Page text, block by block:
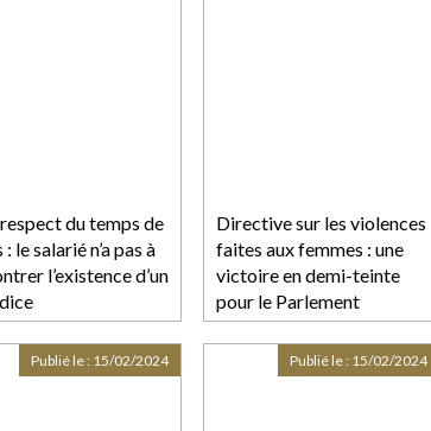
du temps de
le salarié n’a pas à
l’existence d’un
Directive sur les violences
faites aux femmes : une
victoire en demi-teinte
pour le Parlement
européen -
Touteleurope.eu
Publié le : 15/02/2024 Publié le : 15/02/2024